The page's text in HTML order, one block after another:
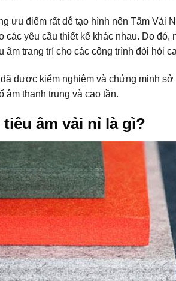
ưu điểm rất dễ tạo hình nên Tấm Vải
yêu cầu thiết kế khác nhau. Do đó,
âm trang trí cho các công trình đòi hỏi
được kiểm nghiệm và chứng minh
thanh trung và cao tần.
âm vải nỉ là gì?